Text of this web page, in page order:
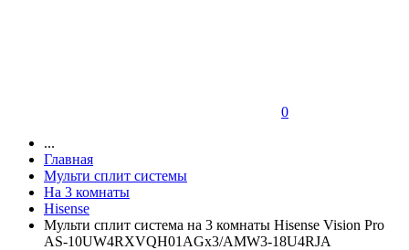
0
...
Главная
Мульти сплит системы
На 3 комнаты
Hisense
Мульти сплит система на 3 комнаты Hisense Vision Pro
AS-10UW4RXVQH01AGх3/AMW3-18U4RJA